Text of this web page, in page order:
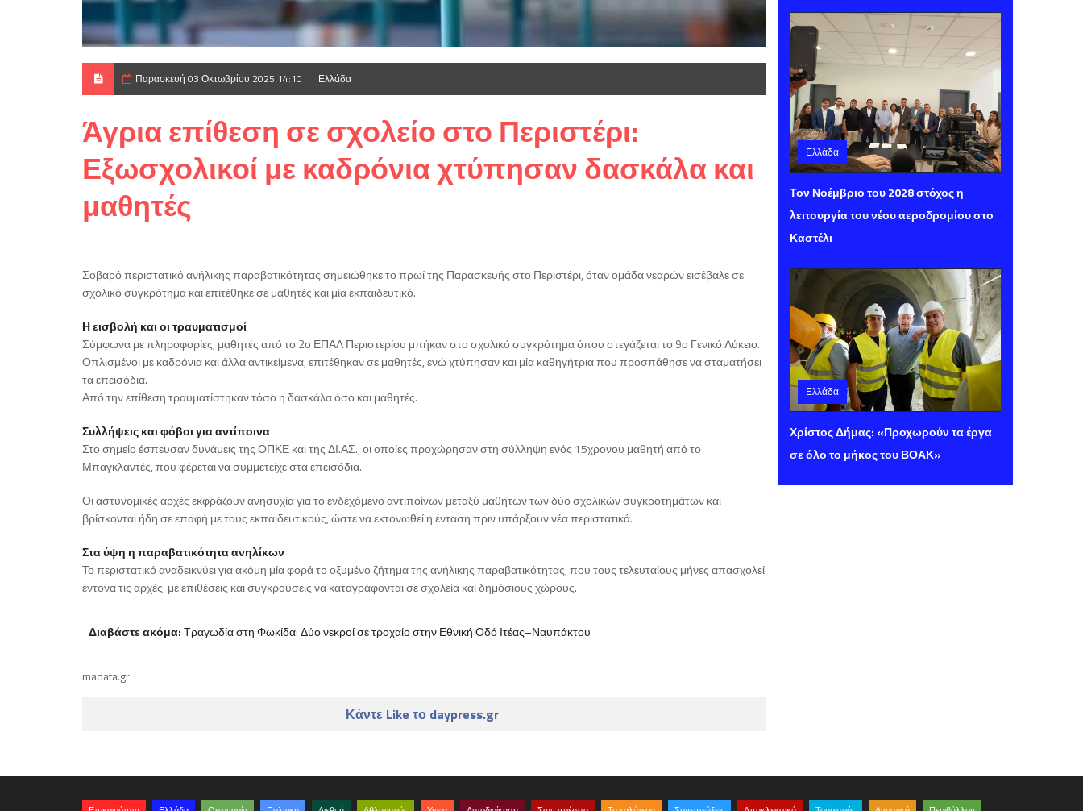
Παρασκευή 03 Οκτωβρίου 2025 14:10 Ελλάδα
Άγρια επίθεση σε σχολείο στο Περιστέρι:
Εξωσχολικοί με καδρόνια χτύπησαν δασκάλα και
μαθητές
Σοβαρό περιστατικό ανήλικης παραβατικότητας σημειώθηκε το πρωί της Παρασκευής στο Περιστέρι, όταν ομάδα νεαρών εισέβαλε σε
σχολικό συγκρότημα και επιτέθηκε σε μαθητές και μία εκπαιδευτικό.
Η εισβολή και οι τραυματισμοί
Σύμφωνα με πληροφορίες, μαθητές από το 2ο ΕΠΑΛ Περιστερίου μπήκαν στο σχολικό συγκρότημα όπου στεγάζεται το 9ο Γενικό Λύκειο.
Οπλισμένοι με καδρόνια και άλλα αντικείμενα, επιτέθηκαν σε μαθητές, ενώ χτύπησαν και μία καθηγήτρια που προσπάθησε να σταματήσει
τα επεισόδια.
Από την επίθεση τραυματίστηκαν τόσο η δασκάλα όσο και μαθητές.
Συλλήψεις και φόβοι για αντίποινα
Στο σημείο έσπευσαν δυνάμεις της ΟΠΚΕ και της ΔΙ.ΑΣ., οι οποίες προχώρησαν στη σύλληψη ενός 15χρονου μαθητή από το
Μπαγκλαντές, που φέρεται να συμμετείχε στα επεισόδια.
Οι αστυνομικές αρχές εκφράζουν ανησυχία για το ενδεχόμενο αντιποίνων μεταξύ μαθητών των δύο σχολικών συγκροτημάτων και
βρίσκονται ήδη σε επαφή με τους εκπαιδευτικούς, ώστε να εκτονωθεί η ένταση πριν υπάρξουν νέα περιστατικά.
Στα ύψη η παραβατικότητα ανηλίκων
Το περιστατικό αναδεικνύει για ακόμη μία φορά το οξυμένο ζήτημα της ανήλικης παραβατικότητας, που τους τελευταίους μήνες απασχολεί
έντονα τις αρχές, με επιθέσεις και συγκρούσεις να καταγράφονται σε σχολεία και δημόσιους χώρους.
Διαβάστε ακόμα:Τραγωδία στη Φωκίδα: Δύο νεκροί σε τροχαίο στην Εθνική Οδό Ιτέας–Ναυπάκτου
madata.gr
Κάντε Like το daypress.gr
Ελλάδα
Παρασκευή 07 Αυγούστου 2026 14:00
Τον Νοέμβριο του 2028 στόχος η
λειτουργία του νέου αεροδρομίου στο
Καστέλι
Ελλάδα
Παρασκευή 07 Αυγούστου 2026 13:40
Χρίστος Δήμας: «Προχωρούν τα έργα
σε όλο το μήκος του ΒΟΑΚ»